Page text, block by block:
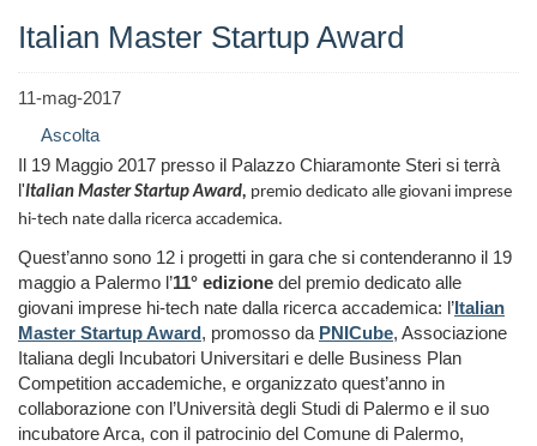
Italian Master Startup Award
11-mag-2017
Ascolta
Il 19 Maggio 2017 presso il Palazzo Chiaramonte Steri si terrà
l'Italian Master Startup Award, premio dedicato alle giovani imprese
hi-tech nate dalla ricerca accademica.
Quest’anno sono 12 i progetti in gara che si contenderanno il 19
maggio a Palermo l’11° edizione del premio dedicato alle
giovani imprese hi-tech nate dalla ricerca accademica: l’Italian
Master Startup Award, promosso da PNICube, Associazione
Italiana degli Incubatori Universitari e delle Business Plan
Competition accademiche, e organizzato quest’anno in
collaborazione con l’Università degli Studi di Palermo e il suo
incubatore Arca, con il patrocinio del Comune di Palermo,